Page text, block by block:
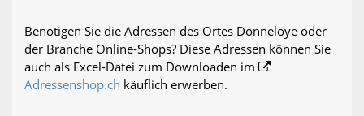
Benötigen Sie die Adressen des Ortes Donneloye oder
der Branche Online-Shops? Diese Adressen können Sie
auch als Excel-Datei zum Downloaden im
Adressenshop.ch käuflich erwerben.